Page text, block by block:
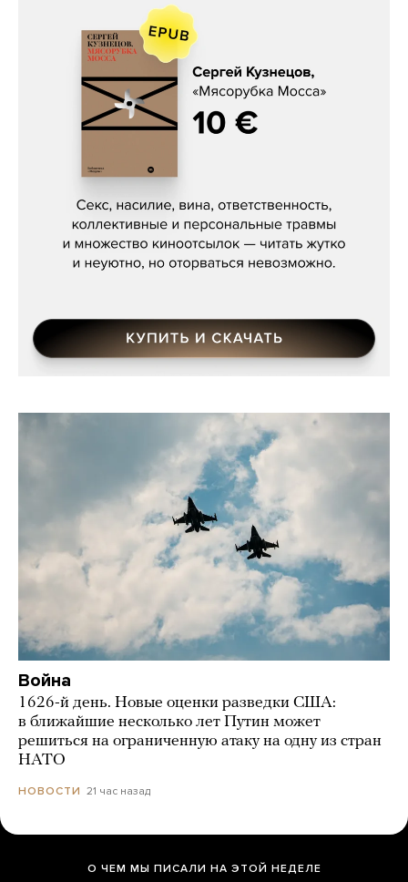
Сергей Кузнецов, «Мясорубка
Война
1626-й день. Новые оценки разведки США:
в ближайшие несколько лет Путин может
решиться на ограниченную атаку на одну из стран
НАТО
НОВОСТИ 21 час назад
О ЧЕМ МЫ ПИСАЛИ НА ЭТОЙ НЕДЕЛЕ